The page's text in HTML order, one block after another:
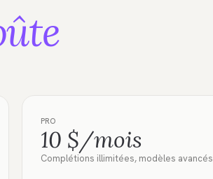
PRO
10 $/mois
Complétions illimitées, modèles avancés